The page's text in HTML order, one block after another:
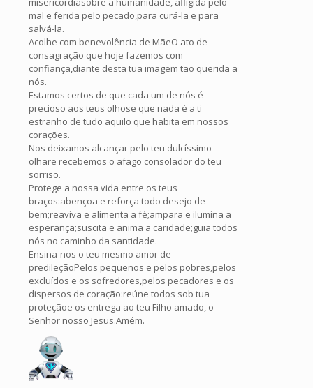
mal e ferida pelo pecado,para curá-la e para
salvá-la.
Acolhe com benevolência de MãeO ato de
consagração que hoje fazemos com
confiança,diante desta tua imagem tão querida a
nós.
Estamos certos de que cada um de nós é
precioso aos teus olhose que nada é a ti
estranho de tudo aquilo que habita em nossos
corações.
Nos deixamos alcançar pelo teu dulcíssimo
olhare recebemos o afago consolador do teu
sorriso.
Protege a nossa vida entre os teus
braços:abençoa e reforça todo desejo de
bem;reaviva e alimenta a fé;ampara e ilumina a
esperança;suscita e anima a caridade;guia todos
nós no caminho da santidade.
Ensina-nos o teu mesmo amor de
predileçãoPelos pequenos e pelos pobres,pelos
excluídos e os sofredores,pelos pecadores e os
dispersos de coração:reúne todos sob tua
proteçãoe os entrega ao teu Filho amado, o
Senhor nosso Jesus.Amém.